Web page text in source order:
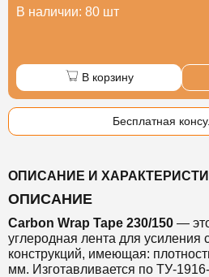
В наличии: 80 шт
В корзину
Бесплатная
ОПИСАНИЕ И
ОПИСАНИЕ
Carbon Wrap Tape 230/150 —
углеродная лента для усиления
конструкций, имеющая:
мм. Изготавливается по ТУ-